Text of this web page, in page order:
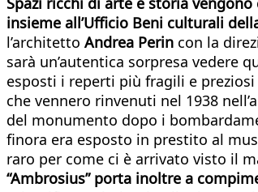
insieme all’Ufficio Beni culturali
l’architetto Andrea Perin con la
sarà un’autentica sorpresa vedere
esposti i reperti più fragili e
che vennero rinvenuti nel 1938
del monumento dopo i
finora era esposto in prestito al
raro per come ci è arrivato visto il
“Ambrosius” porta inoltre a